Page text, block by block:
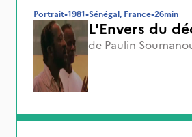
Portrait•1981•Sénégal, France•26min
L'Envers du
de Paulin